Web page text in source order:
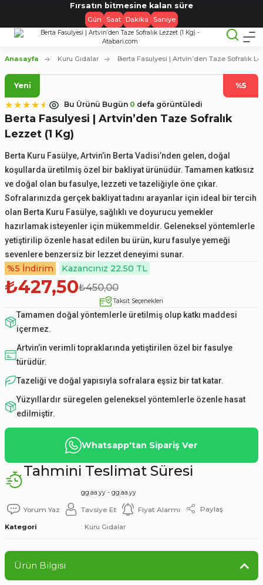
Fırsatın bitmesine kalan süre
Gün Saat Dakika Saniye
Anasayfa Kuru Gıdalar Berta Fasulyesi | Artvin’den Taze Sofralık
Yeni %5
Bu Ürünü Bugün 0 defa görüntüledi
Berta Fasulyesi | Artvin’den Taze Sofralık
Lezzet (1 Kg)
Berta Kuru Fasülye, Artvin’in Berta Vadisi’nden gelen, doğal
koşullarda üretilmiş özel bir bakliyat ürünüdür. Tamamen katkısız
ve doğal olan bu fasulye, lezzeti ve tazeliğiyle öne çıkar.
Sofralarınızda gerçek bakliyat tadını arayanlar için ideal bir tercih
olan Berta Kuru Fasülye, sağlıklı ve doyurucu yemekler
hazırlamak isteyenler için mükemmeldir. Geleneksel yöntemlerle
yetiştirilip özenle hasat edilen bu ürün, kuru fasulye yemeği
sevenlere benzersiz bir lezzet deneyimi sunar.
%5 İndirim Kazancınız 22.50 TL
₺427,50₺450,00
Taksit Seçenekleri
Kategori Kuru Gıdalar
Tahmini Teslimat Süresi
gg.aa.yy - gg.aa.yy
Yorum Yaz Tavsiye Et Fiyat Alarmı Paylaş
Tamamen doğal yöntemlerle üretilmiş olup katkı maddesi
içermez.
Artvin’in verimli topraklarında yetiştirilen özel bir fasulye
türüdür.
Tazeliği ve doğal yapısıyla sofralara eşsiz bir tat katar.
Yüzyıllardır süregelen geleneksel yöntemlerle özenle hasat
edilmiştir.
Whatsapp'tan Sipariş Ver
Ürün Bilgisi